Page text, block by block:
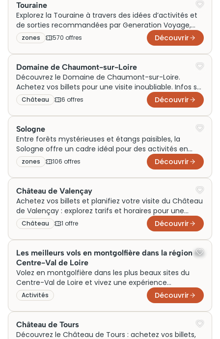
Touraine
Explorez la Touraine à travers des idées d’activités et
de sorties recommandées par Generation Voyage,
pour un week-end en famille, un voyage en couple ou
des visites nature autour des châteaux
emblématiques. Découvrez des expériences variées
pour profiter pleinement de cette destination au
cœur du Val de Loire.
zones 570 offres Découvrir
Domaine de Chaumont-sur-Loire
Découvrez le Domaine de Chaumont-sur-Loire.
Achetez vos billets pour une visite inoubliable. Infos sur
prix et horaires ici.
Château 6 offres Découvrir
Sologne
Entre forêts mystérieuses et étangs paisibles, la
Sologne offre un cadre idéal pour des activités en
famille, un week-end en couple ou un voyage axé sur
la nature. Generation Voyage vous aide à trouver des
idées de sorties, de visites et d’expériences
incontournables autour de cette destination
authentique.
zones 106 offres Découvrir
Château de Valençay
Achetez vos billets et planifiez votre visite du Château
de Valençay : explorez tarifs et horaires pour une
expérience inoubliable en Centre Val de Loire.
Château 1 offre Découvrir
Les meilleurs vols en montgolfière dans la région du
Centre-Val de Loire
Volez en montgolfière dans les plus beaux sites du
Centre-Val de Loire et vivez une expérience
inoubliable parmi les meilleurs vols de la région.
Activités Découvrir
Château de Tours
Découvrez le Château de Tours : achetez vos billets,